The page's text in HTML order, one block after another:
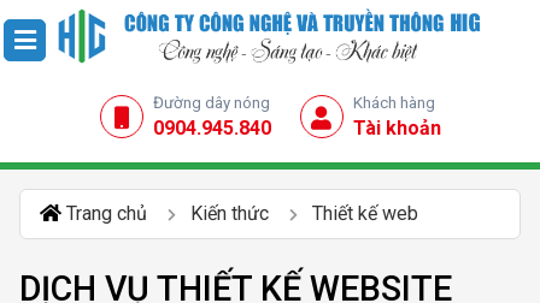
Đường dây nóng
0904.945.840
Khách hàng
Tài khoản
Trang chủ Kiến thức Thiết kế web
DỊCH VỤ THIẾT KẾ WEBSITE